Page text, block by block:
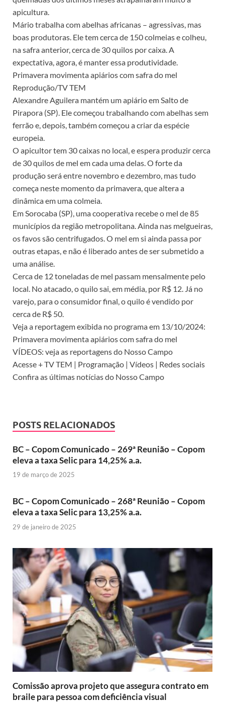
apicultura.
Mário trabalha com abelhas africanas – agressivas, mas
boas produtoras. Ele tem cerca de 150 colmeias e colheu,
na safra anterior, cerca de 30 quilos por caixa. A
expectativa, agora, é manter essa produtividade.
Primavera movimenta apiários com safra do mel
Reprodução/TV TEM
Alexandre Aguilera mantém um apiário em Salto de
Pirapora (SP). Ele começou trabalhando com abelhas sem
ferrão e, depois, também começou a criar da espécie
europeia.
O apicultor tem 30 caixas no local, e espera produzir cerca
de 30 quilos de mel em cada uma delas. O forte da
produção será entre novembro e dezembro, mas tudo
começa neste momento da primavera, que altera a
dinâmica em uma colmeia.
Em Sorocaba (SP), uma cooperativa recebe o mel de 85
municípios da região metropolitana. Ainda nas melgueiras,
os favos são centrifugados. O mel em si ainda passa por
outras etapas, e não é liberado antes de ser submetido a
uma análise.
Cerca de 12 toneladas de mel passam mensalmente pelo
local. No atacado, o quilo sai, em média, por R$ 12. Já no
varejo, para o consumidor final, o quilo é vendido por
cerca de R$ 50.
Veja a reportagem exibida no programa em 13/10/2024:
Primavera movimenta apiários com safra do mel
VÍDEOS: veja as reportagens do Nosso Campo
Acesse + TV TEM | Programação | Vídeos | Redes sociais
Confira as últimas notícias do Nosso Campo
POSTS RELACIONADOS
BC – Copom Comunicado – 269ª Reunião – Copom
eleva a taxa Selic para 14,25% a.a.
19 de março de 2025
BC – Copom Comunicado – 268ª Reunião – Copom
eleva a taxa Selic para 13,25% a.a.
29 de janeiro de 2025
Comissão aprova projeto que assegura contrato em
braile para pessoa com deficiência visual